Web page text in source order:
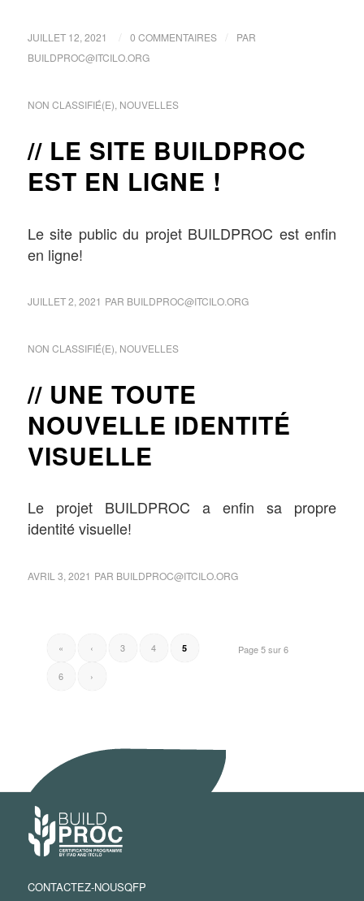
JUILLET 12, 2021 0 COMMENTAIRES
PAR
BUILDPROC@ITCILO.ORG
NON CLASSIFIÉ(E), NOUVELLES
LE SITE BUILDPROC
EST EN LIGNE !
Le site public du projet BUILDPROC est enfin
en ligne!
JUILLET 2, 2021 PAR BUILDPROC@ITCILO.ORG
NON CLASSIFIÉ(E), NOUVELLES
UNE TOUTE
NOUVELLE IDENTITÉ
VISUELLE
Le projet BUILDPROC a enfin sa propre
identité visuelle!
AVRIL 3, 2021 PAR BUILDPROC@ITCILO.ORG
Page 5 sur 6
« ‹ 3 4 5
6 ›
CONTACTEZ-NOUSQFP